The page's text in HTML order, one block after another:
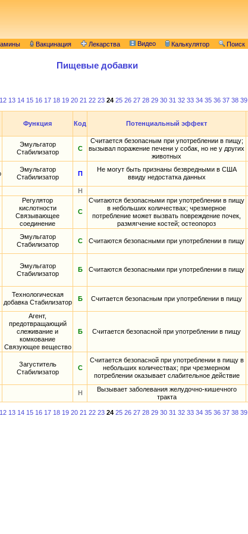
Вакцинация Лекарства Видео Калькулятор Поиск
Пищевые добавки
12 13 14 15 16 17 18 19 20 21 22 23 24 25 26 27 28 29 30 31 32 33 34 35 36 37 38 39
Функция Код Потенциальный эффект
Эмульгатор
Стабилизатор
С
Считается безопасным при употреблении в пищу;
вызывал поражение печени у собак, но не у других
животных
Эмульгатор
Стабилизатор
П
Не могут быть признаны безвредными в США
ввиду недостатка данных
Н
Регулятор
кислотности
Связывающее
соединение
С
Считаются безопасными при употреблении в пищу
в небольших количествах; чрезмерное
потребление может вызвать повреждение почек,
размягчение костей; остеопороз
Эмульгатор
Стабилизатор
С Считаются безопасными при употреблении в пищу
Эмульгатор
Стабилизатор
Б Считаются безопасными при употреблении в пищу
Технологическая
добавка Стабилизатор
Б Считается безопасным при употреблении в пищу
Агент,
предотвращающий
слеживание и
комкование
Связующее вещество
Б Считается безопасной при употреблении в пищу
Загуститель
Стабилизатор
С
Считается безопасной при употреблении в пищу в
небольших количествах; при чрезмерном
потреблении оказывает слабительное действие
Н
Вызывает заболевания желудочно-кишечного
тракта
12 13 14 15 16 17 18 19 20 21 22 23 24 25 26 27 28 29 30 31 32 33 34 35 36 37 38 39